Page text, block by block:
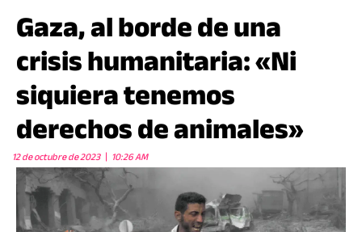
Gaza, al borde de una
crisis humanitaria: «Ni
siquiera tenemos
derechos de animales»
12 de octubre de 2023 10:26 AM